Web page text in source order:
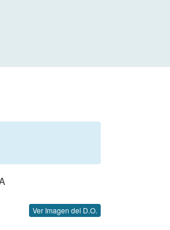
Ver Imagen del D.O.